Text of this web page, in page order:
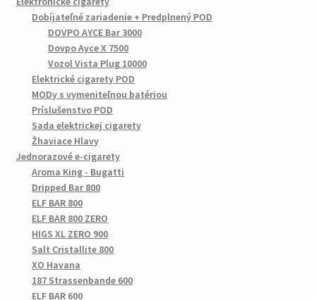
Dobíjateľné zariadenie + Predplnený POD
DOVPO AYCE Bar 3000
Dovpo Ayce X 7500
Vozol Vista Plug 10000
Elektrické cigarety POD
MODy s vymeniteľnou batériou
Príslušenstvo POD
Sada elektrickej cigarety
Žhaviace Hlavy
Jednorazové e-cigarety
Aroma King - Bugatti
Dripped Bar 800
ELF BAR 800
ELF BAR 800 ZERO
HIGS XL ZERO 900
Salt Cristallite 800
XO Havana
187 Strassenbande 600
ELF BAR 600